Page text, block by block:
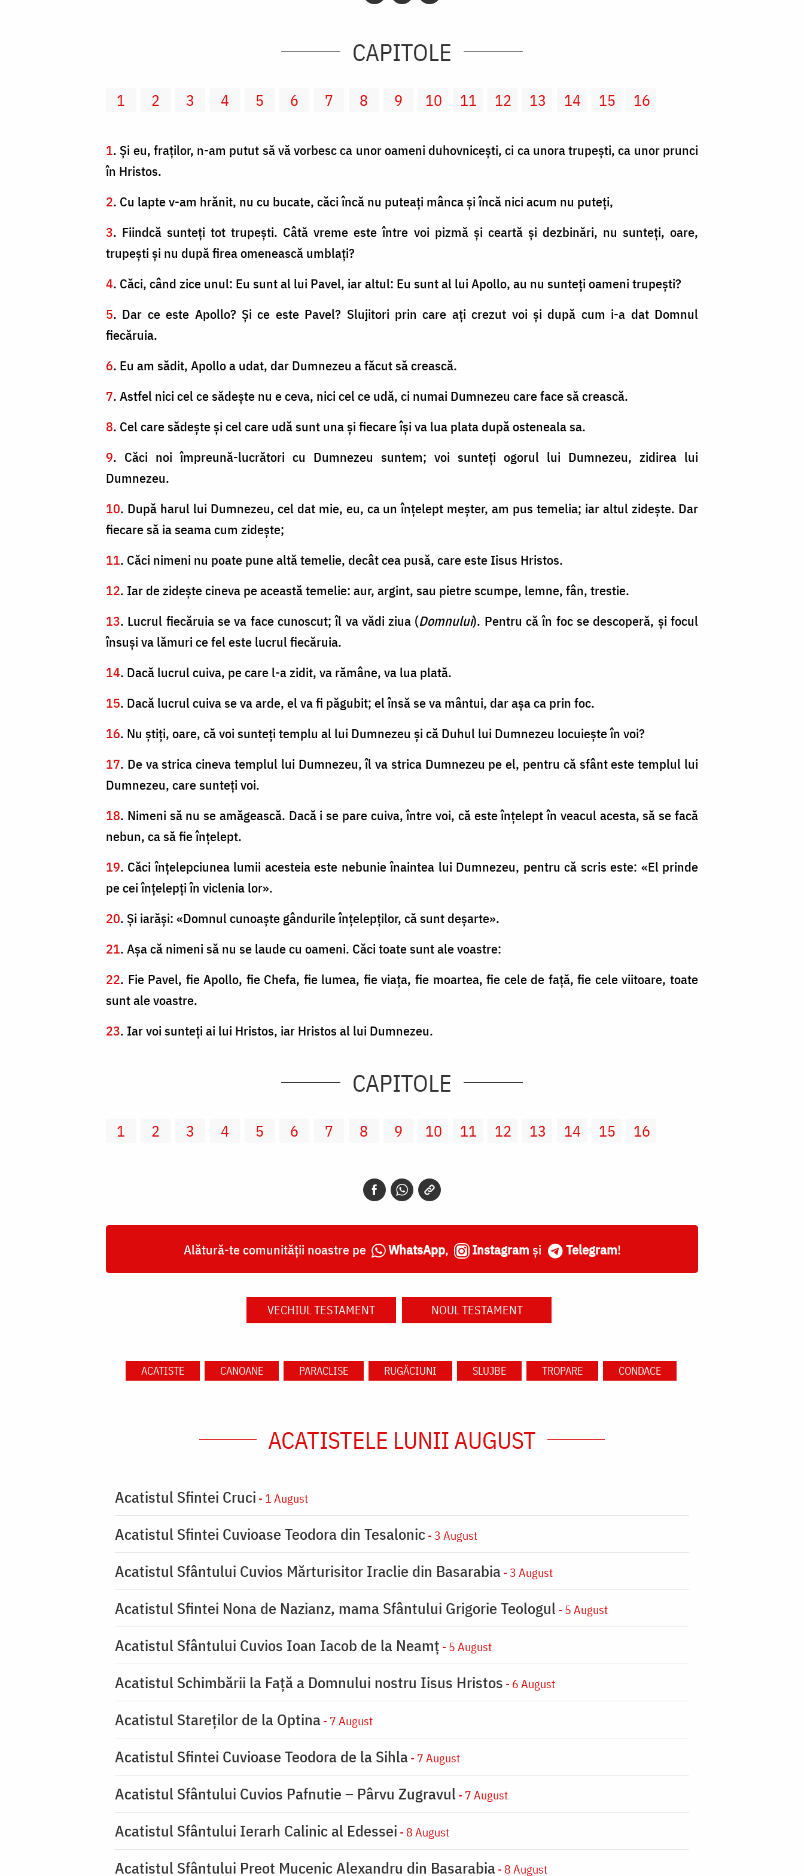
CAPITOLE
1 2 3 4 5 6 7 8 9 10 11 12 13 14 15 16
1. Şi eu, fraţilor, n-am putut să vă vorbesc ca unor oameni duhovniceşti, ci ca unora trupeşti, ca unor prunci
în Hristos.
2. Cu lapte v-am hrănit, nu cu bucate, căci încă nu puteaţi mânca şi încă nici acum nu puteţi,
3. Fiindcă sunteţi tot trupeşti. Câtă vreme este între voi pizmă şi ceartă şi dezbinări, nu sunteţi, oare,
trupeşti şi nu după firea omenească umblaţi?
4. Căci, când zice unul: Eu sunt al lui Pavel, iar altul: Eu sunt al lui Apollo, au nu sunteţi oameni trupeşti?
5. Dar ce este Apollo? Şi ce este Pavel? Slujitori prin care aţi crezut voi şi după cum i-a dat Domnul
fiecăruia.
6. Eu am sădit, Apollo a udat, dar Dumnezeu a făcut să crească.
7. Astfel nici cel ce sădeşte nu e ceva, nici cel ce udă, ci numai Dumnezeu care face să crească.
8. Cel care sădeşte şi cel care udă sunt una şi fiecare îşi va lua plata după osteneala sa.
9. Căci noi împreună-lucrători cu Dumnezeu suntem; voi sunteţi ogorul lui Dumnezeu, zidirea lui
Dumnezeu.
10. După harul lui Dumnezeu, cel dat mie, eu, ca un înţelept meşter, am pus temelia; iar altul zideşte. Dar
fiecare să ia seama cum zideşte;
11. Căci nimeni nu poate pune altă temelie, decât cea pusă, care este Iisus Hristos.
12. Iar de zideşte cineva pe această temelie: aur, argint, sau pietre scumpe, lemne, fân, trestie.
13. Lucrul fiecăruia se va face cunoscut; îl va vădi ziua (Domnului). Pentru că în foc se descoperă, şi focul
însuşi va lămuri ce fel este lucrul fiecăruia.
14. Dacă lucrul cuiva, pe care l-a zidit, va rămâne, va lua plată.
15. Dacă lucrul cuiva se va arde, el va fi păgubit; el însă se va mântui, dar aşa ca prin foc.
16. Nu ştiţi, oare, că voi sunteţi templu al lui Dumnezeu şi că Duhul lui Dumnezeu locuieşte în voi?
17. De va strica cineva templul lui Dumnezeu, îl va strica Dumnezeu pe el, pentru că sfânt este templul lui
Dumnezeu, care sunteţi voi.
18. Nimeni să nu se amăgească. Dacă i se pare cuiva, între voi, că este înţelept în veacul acesta, să se facă
nebun, ca să fie înţelept.
19. Căci înţelepciunea lumii acesteia este nebunie înaintea lui Dumnezeu, pentru că scris este: «El prinde
pe cei înţelepţi în viclenia lor».
20. Şi iarăşi: «Domnul cunoaşte gândurile înţelepţilor, că sunt deşarte».
21. Aşa că nimeni să nu se laude cu oameni. Căci toate sunt ale voastre:
22. Fie Pavel, fie Apollo, fie Chefa, fie lumea, fie viaţa, fie moartea, fie cele de faţă, fie cele viitoare, toate
sunt ale voastre.
23. Iar voi sunteţi ai lui Hristos, iar Hristos al lui Dumnezeu.
CAPITOLE
1 2 3 4 5 6 7 8 9 10 11 12 13 14 15 16
Alătură-te comunității noastre pe WhatsApp, Instagram și Telegram!
VECHIUL TESTAMENT NOUL TESTAMENT
ACATISTE CANOANE PARACLISE RUGĂCIUNI SLUJBE TROPARE CONDACE
ACATISTELE LUNII AUGUST
Acatistul Sfintei Cruci - 1 August
Acatistul Sfintei Cuvioase Teodora din Tesalonic - 3 August
Acatistul Sfântului Cuvios Mărturisitor Iraclie din Basarabia- 3 August
Acatistul Sfintei Nona de Nazianz, mama Sfântului Grigorie Teologul - 5 August
Acatistul Sfântului Cuvios Ioan Iacob de la Neamț - 5 August
Acatistul Schimbării la Faţă a Domnului nostru Iisus Hristos - 6 August
Acatistul Stareţilor de la Optina- 7 August
Acatistul Sfintei Cuvioase Teodora de la Sihla- 7 August
Acatistul Sfântului Cuvios Pafnutie – Pârvu Zugravul - 7 August
Acatistul Sfântului Ierarh Calinic al Edessei - 8 August
Acatistul Sfântului Preot Mucenic Alexandru din Basarabia- 8 August